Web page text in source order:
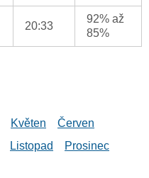
20:33
92% až
85%
Květen
Červen
Listopad Prosinec